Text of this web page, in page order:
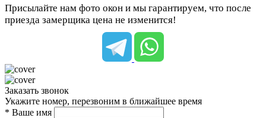
Присылайте нам фото окон и мы гарантируем, что после
приезда замерщика цена не изменится!
Заказать звонок
Укажите номер, перезвоним в ближайшее время
* Ваше имя